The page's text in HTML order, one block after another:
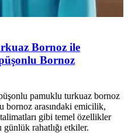
Bornoz ile
Bornoz
pamuklu turkuaz bornoz
bornoz arasındaki emicilik,
gibi temel özellikler
günlük rahatlığı etkiler.